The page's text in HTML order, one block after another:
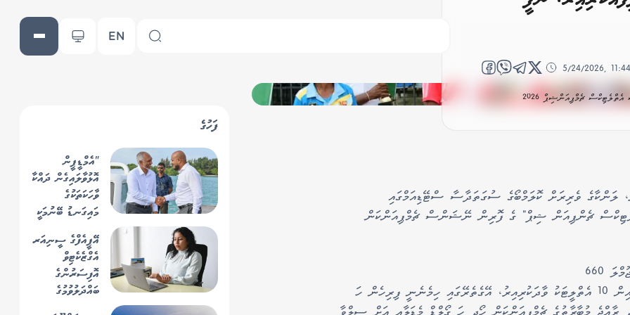
EN
5/24/2026,
ޗެމްޕިއަންޝިޕް 2026
25 މެއި 2026 ގެ ނިޔަލަށް، ލަންކާގެ ވެރިރަށް ކޮލަމްބޯގެ ސުގަތަދާސާ ސްޓޭޑިއަމްގައި
އެތްލެޓިކްސް ޗެންޕިއަން ޝިޕް" ގެ ފޮރިން ނޭޝަންސް ޗެމްޕިއަންކަން
ރާއްޖޭގެ އިތުރުން އިންޑިޔާ އަދި ސްރީލަންކާ އިން ޖުމްލަ 660
އެތްލީޓުން ވާދަކުރި މިމުބާރާތުގައި، މިއަހަރު ރާއްޖެ އިން 10 އެތްލީޓަކު ވާދަކުރިއިރު، އޭގެތެރޭގައި ހިމެނެނީ ފިރިހެން ހަ
ފަހުގެ
"އެމްޑީޕީން
އޮޅުވާލައިގެން ދައްކާ
ވާހަކަތަކުގެ
މައިގަނޑު ބޭނުމަކީ
އޭޕީއެފްގެ ސީނިއަރ
އެގްޒެކެޓިވް
އޮފިސަރުންގެ
ބައްދަލުވުމުގެ